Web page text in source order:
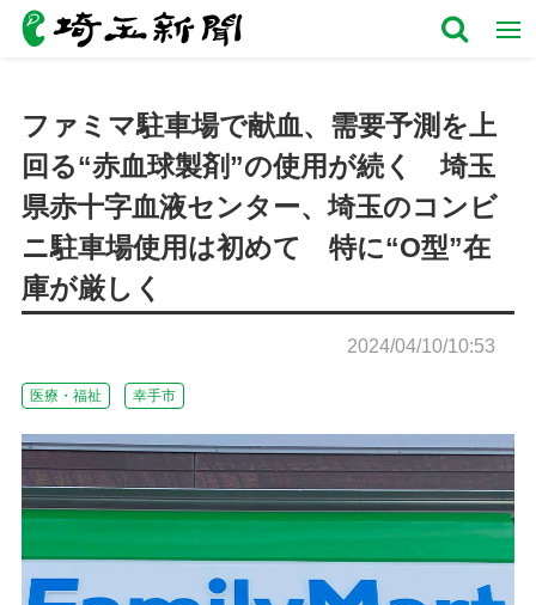
ファミマ駐車場で献血、需要予測を上
回る“赤血球製剤”の使用が続く 埼玉
県赤十字血液センター、埼玉のコンビ
ニ駐車場使用は初めて 特に“O型”在
庫が厳しく
2024/04/10/10:53
医療・福祉 幸手市